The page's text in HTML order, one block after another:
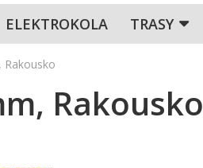
ELEKTROKOLA TRASY
Rakousko
Rakousko